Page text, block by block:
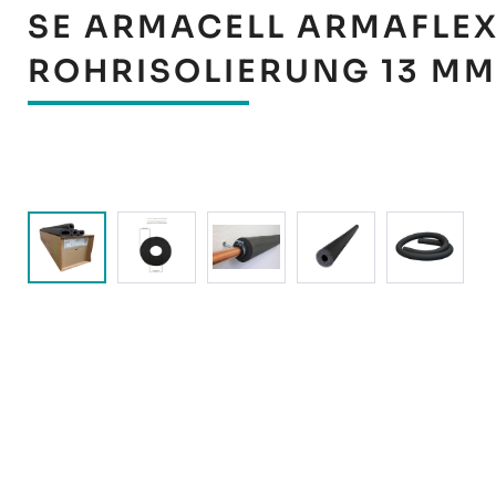
SE ARMACELL
ROHRISOLIERUNG 13
Bildergalerie überspringen